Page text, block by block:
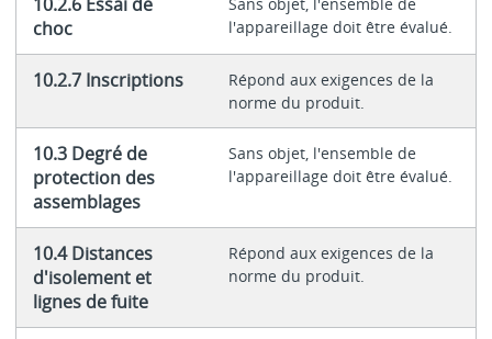
choc
l'appareillage doit être évalué.
10.2.7 Inscriptions
Répond aux exigences de la
norme du produit.
10.3 Degré de
protection des
assemblages
Sans objet, l'ensemble de
l'appareillage doit être évalué.
10.4 Distances
d'isolement et
lignes de fuite
Répond aux exigences de la
norme du produit.